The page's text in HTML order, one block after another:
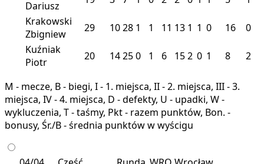
Dariusz
Krakowski
Zbigniew
29 1028 1 1 11 13 1 1 0 16
0
Kuźniak
Piotr
20 14250 1 6 152 0 1 8 2
M - mecze, B - biegi, I - 1. miejsca, II - 2. miejsca, III - 3.
miejsca, IV - 4. miejsca, D - defekty, U - upadki, W -
wykluczenia, T - taśmy, Pkt - razem punktów, Bon. -
bonusy, Śr./B - średnia punktów w wyścigu